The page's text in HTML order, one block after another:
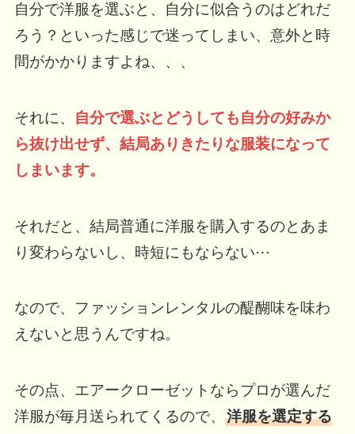
自分で洋服を選ぶと、自分に似合うのはどれだ
ろう？といった感じで迷ってしまい、意外と時
間がかかりますよね、、、
それに、 自分で選ぶとどうしても自分の好みか
ら抜け出せず、結局ありきたりな服装になって
しまいます。
それだと、結局普通に洋服を購入するのとあま
り変わらないし、時短にもならない⋯
なので、ファッションレンタルの醍醐味を味わ
えないと思うんですね。
その点、エアークローゼットならプロが選んだ
洋服が毎月送られてくるので、 洋服を選定する